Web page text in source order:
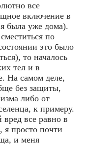
все
включение в
была уже дома).
по
это было
то началось
тел и в
На самом деле,
без защиты,
либо от
к примеру.
все равно в
просто почти
и меня